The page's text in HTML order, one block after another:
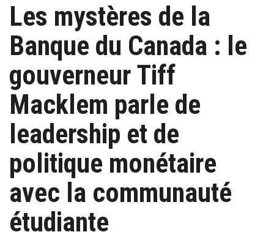
Les mystères de la
Banque du Canada : le
gouverneur Tiff
Macklem parle de
leadership et de
politique monétaire
avec la communauté
étudiante